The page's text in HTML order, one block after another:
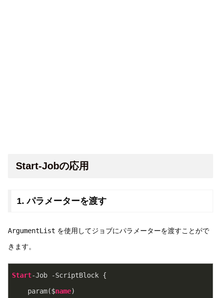
Start-Jobの応用
1. パラメーターを渡す
ArgumentList を使用してジョブにパラメーターを渡すことがで
きます。
Start-Job -ScriptBlock {
    param($
name)